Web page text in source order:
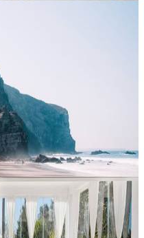
leggerezza nel corpo e
voce interiore, questo
in cui rallentare,....